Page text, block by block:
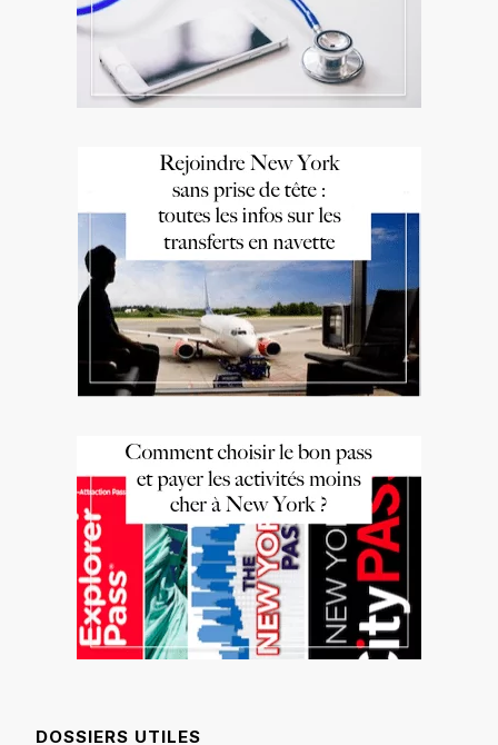
DOSSIERS UTILES